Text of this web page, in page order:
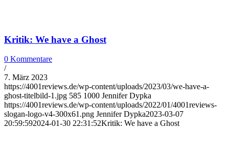
Kritik: We have a Ghost
0 Kommentare
/
7. März 2023
https://4001reviews.de/wp-content/uploads/2023/03/we-have-a-
ghost-titelbild-1.jpg 585 1000 Jennifer Dypka
https://4001reviews.de/wp-content/uploads/2022/01/4001reviews-
slogan-logo-v4-300x61.png Jennifer Dypka2023-03-07
20:59:592024-01-30 22:31:52Kritik: We have a Ghost